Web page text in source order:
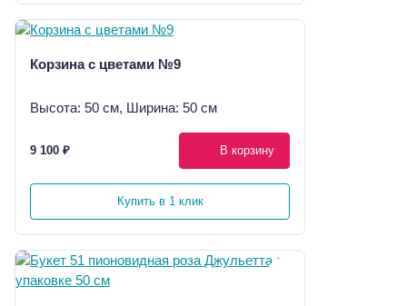
Корзина с цветами №9
Высота: 50 см, Ширина: 50 см
9 100 ₽ В корзину
Купить в 1 клик